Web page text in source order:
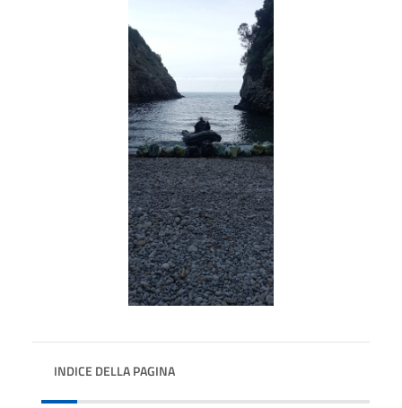
INDICE DELLA PAGINA